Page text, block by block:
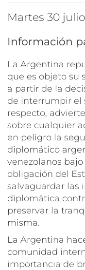
martes 30
Información
La Argentina
que es objeto su
a partir de la
de interrumpir el
respecto,
sobre cualquier
en peligro la
diplomático
venezolanos
obligación del
salvaguardar las
diplomática
preservar la
misma.
La Argentina
comunidad
importancia de